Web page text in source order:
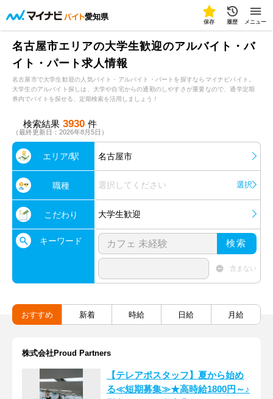
愛知県
保存 履歴 メニュー
名古屋市エリアの大学生歓迎のアルバイト・バ
イト・パート求人情報
名古屋市で大学生歓迎の人気バイト・アルバイト・パートを探すならマイナビバイト。
大学生のアルバイト探しは、大学や自宅からの通勤のしやすさが重要なので、通学定期
券内でバイトを探せる、定期検索を活用しましょう！
検索結果 3930 件
（最終更新日：2026年8月5日）
エリア/駅 名古屋市
職種 選択してください 選択
こだわり 大学生歓迎
キーワード 検索
含まない
おすすめ 新着 時給 日給 月給
株式会社Proud Partners
【テレアポスタッフ】夏から始め
る≪短期募集≫★高時給1800円～♪